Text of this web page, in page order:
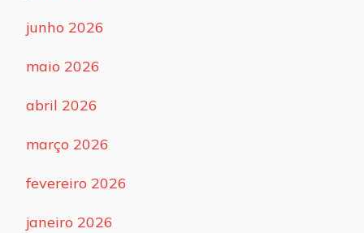
junho 2026
maio 2026
abril 2026
março 2026
fevereiro 2026
janeiro 2026